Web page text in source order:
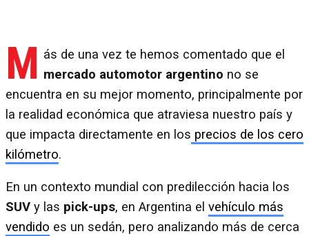
M ás de una vez te hemos comentado que el
mercado automotor argentino no se
encuentra en su mejor momento, principalmente por
la realidad económica que atraviesa nuestro país y
que impacta directamente en los precios de los cero
kilómetro.
En un contexto mundial con predilección hacia los
SUV y las pick-ups, en Argentina el vehículo más
vendido es un sedán, pero analizando más de cerca